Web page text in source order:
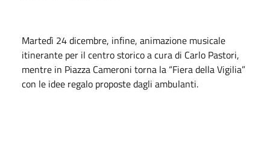
Martedì 24 dicembre, infine, animazione musicale
itinerante per il centro storico a cura di Carlo Pastori,
mentre in Piazza Cameroni torna la “Fiera della Vigilia”
con le idee regalo proposte dagli ambulanti.